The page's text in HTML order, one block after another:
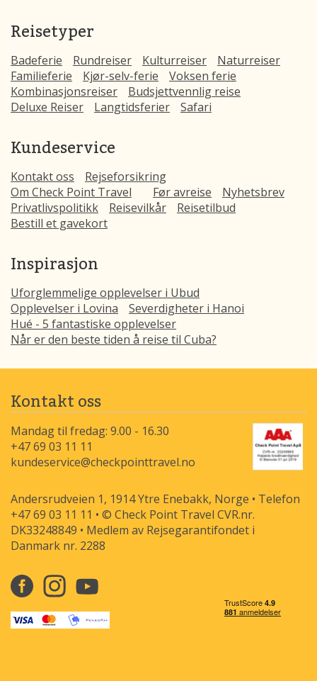
Reisetyper
Badeferie Rundreiser Kulturreiser
Naturreiser
Familieferie
Kjør-selv-ferie
Voksen ferie
Kombinasjonsreiser
Budsjettvennlig reise
Deluxe Reiser
Langtidsferier Safari
Kundeservice
Kontakt oss
Rejseforsikring
Om Check Point Travel
Før avreise
Nyhetsbrev
Privatlivspolitikk
Reisevilkår
Reisetilbud
Bestill et gavekort
Inspirasjon
Uforglemmelige opplevelser i Ubud
Opplevelser i Lovina
Severdigheter i Hanoi
Hué - 5 fantastiske opplevelser
Når er den beste tiden å reise til Cuba?
Kontakt oss
Mandag til fredag: 9.00 - 16.30
+47 69 03 11 11
kundeservice@checkpointtravel.no
Andersrudveien 1, 1914 Ytre Enebakk, Norge • Telefon
+47 69 03 11 11 • © Check Point Travel CVR.nr.
DK33248849 • Medlem av Rejsegarantifondet i
Danmark nr. 2288